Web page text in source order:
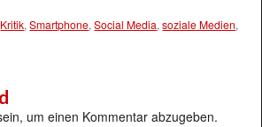
Kritik,Smartphone,Social Media,soziale Medien,
um einen Kommentar abzugeben.